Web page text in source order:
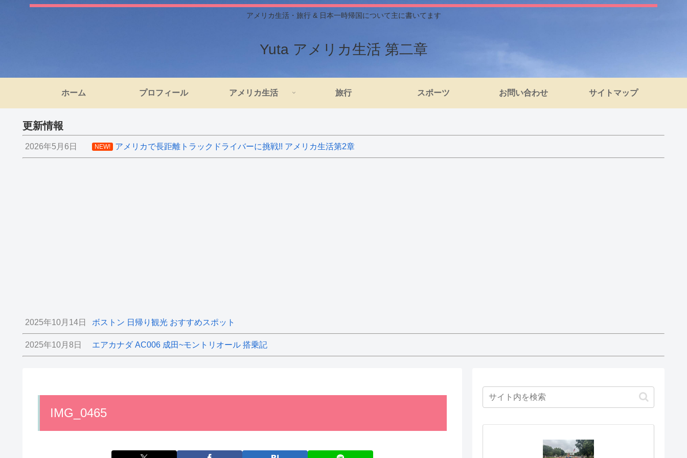
アメリカ生活・旅行 & 日本一時帰国について主に書いてます
Yuta アメリカ生活 第二章
ホーム プロフィール アメリカ生活 旅行 スポーツ お問い合わせ サイトマップ
更新情報
2026年5月6日 NEW! アメリカで長距離トラックドライバーに挑戦!! アメリカ生活第2章
2025年10月14日 ボストン 日帰り観光 おすすめスポット
2025年10月8日 エアカナダ AC006 成田~モントリオール 搭乗記
IMG_0465